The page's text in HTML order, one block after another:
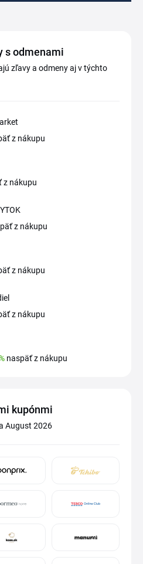
s odmenami
zľavy a odmeny aj v týchto
z nákupu
z nákupu
z nákupu
z nákupu
z nákupu
naspäť z nákupu
kupónmi
August 2026